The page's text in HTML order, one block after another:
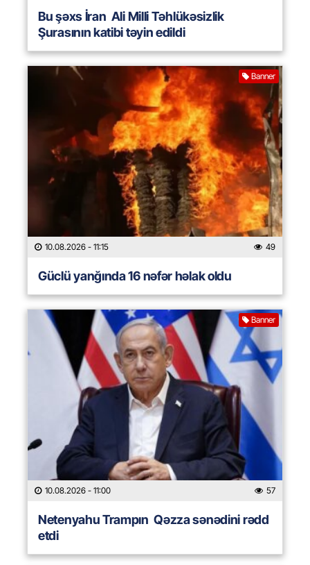
Bu şəxs İran Ali Milli Təhlükəsizlik
Şurasının katibi təyin edildi
Banner
10.08.2026 - 11:15 49
Güclü yanğında 16 nəfər həlak oldu
Banner
10.08.2026 - 11:00 57
Netenyahu Trampın Qəzza sənədini rədd
etdi